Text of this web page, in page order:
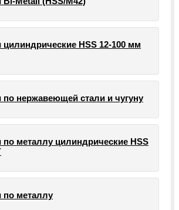
цилиндрические HSS 12-100 мм
по нержавеющей стали и чугуну
по металлу цилиндрические HSS
по металлу